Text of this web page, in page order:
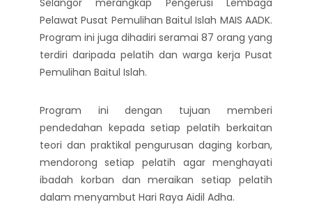
Pelawat Pusat Pemulihan Baitul Islah MAIS AADK.
Program ini juga dihadiri seramai 87 orang yang
terdiri daripada pelatih dan warga kerja Pusat
Pemulihan Baitul Islah.
Program ini dengan tujuan memberi
pendedahan kepada setiap pelatih berkaitan
teori dan praktikal pengurusan daging korban,
mendorong setiap pelatih agar menghayati
ibadah korban dan meraikan setiap pelatih
dalam menyambut Hari Raya Aidil Adha.